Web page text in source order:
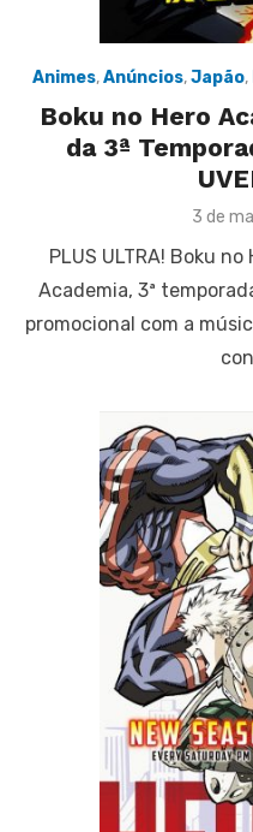
Animes,Anúncios,Japão,
Boku no Hero
da 3ª
Posted
3 de
PLUS ULTRA! Boku
Academia, 3ª
promocional com a